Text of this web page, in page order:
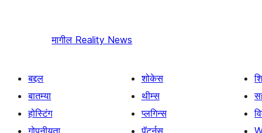
मागील Reality News
बद्दल
बातम्या
होस्टिंग
गोपनीयता
शोकेस
थीम्स
प्लगिन्स
पॅटर्नस्